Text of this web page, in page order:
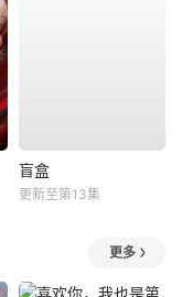
盲盒
更新至第13集
更多